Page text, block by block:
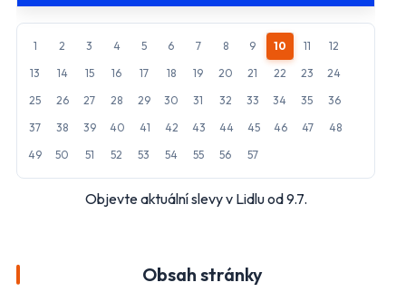
1 2 3 4 5 6 7 8 9 10 11
12
13
14 15 16 17 18 19 20 21 22 23
24
25
26 27 28 29 30 31 32 33 34 35
36
37
38 39 40 41 42 43 44 45 46 47
48
49
50 51 52 53 54 55 56 57
Objevte aktuální slevy v Lidlu od 9.7.
Obsah stránky
Makro Norma
Penny Market Tesco
Další obchody podle kategorií
Bydlení, zahrada
Drogerie, kosmetika
Elektro
Nábytek
Oblečení
Obuv
Sport
Pro děti, hračky